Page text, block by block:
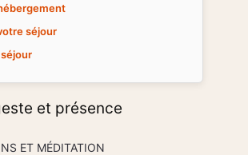
et présence
ET MÉDITATION
séjour